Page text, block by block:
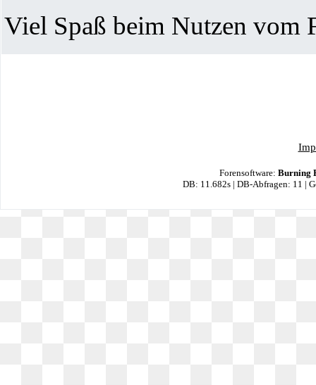
Viel Spaß beim Nutzen vom
Forensoftware: Burning
DB: 11.682s | DB-Abfragen: 11 |